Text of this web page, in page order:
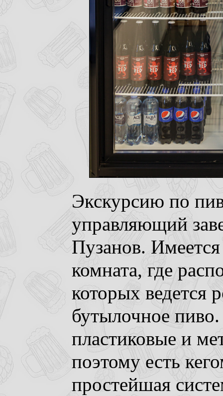
Экскурсию по
управляющий
Пузанов.
комната, где
которых ведется
бутылочное
пластиковые и
поэтому есть
простейшая